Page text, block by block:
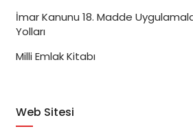
İmar Kanunu 18. Madde
Yolları
Milli Emlak Kitabı
Web Sitesi